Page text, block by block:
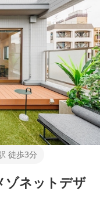
徒歩3分
ゾネットデザ